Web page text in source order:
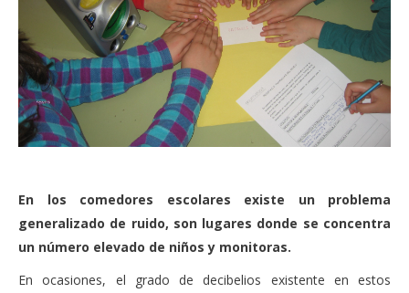
En los comedores escolares existe un problema
generalizado de ruido, son lugares donde se concentra
un número elevado de niños y monitoras.
En ocasiones, el grado de decibelios existente en estos